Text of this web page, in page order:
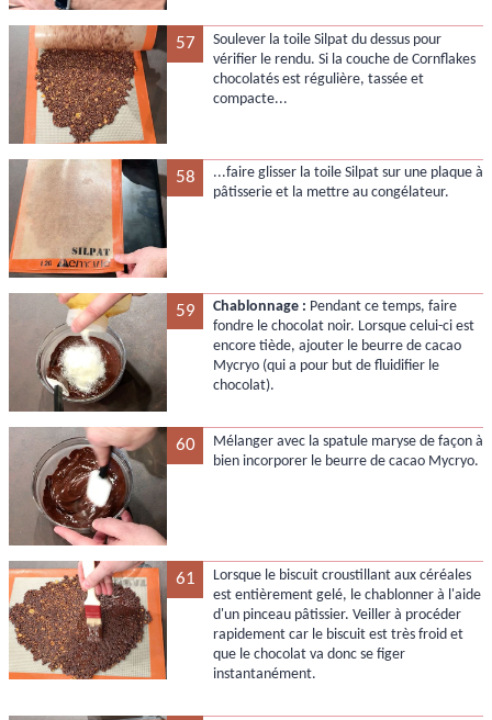
57
Soulever la toile Silpat du dessus pour
vérifier le rendu. Si la couche de Cornflakes
chocolatés est régulière, tassée et
compacte...
58
...faire glisser la toile Silpat sur une plaque à
pâtisserie et la mettre au congélateur.
59 Chablonnage : Pendant ce temps, faire
fondre le chocolat noir. Lorsque celui-ci est
encore tiède, ajouter le beurre de cacao
Mycryo (qui a pour but de fluidifier le
chocolat).
60
Mélanger avec la spatule maryse de façon à
bien incorporer le beurre de cacao Mycryo.
61
Lorsque le biscuit croustillant aux céréales
est entièrement gelé, le chablonner à l'aide
d'un pinceau pâtissier. Veiller à procéder
rapidement car le biscuit est très froid et
que le chocolat va donc se figer
instantanément.